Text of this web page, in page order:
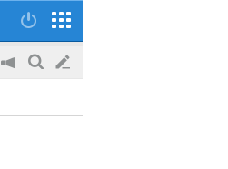
공
on/off
검
글
쓰